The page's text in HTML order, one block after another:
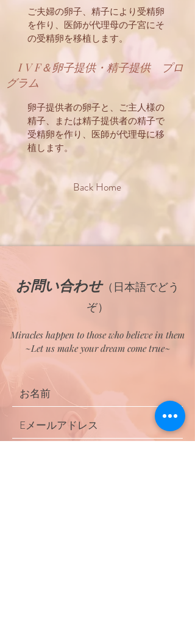
ご夫婦の卵子、精子により受精卵
を作り、医師が代理母の子宮にそ
の受精卵を移植します。
I V F＆卵子提供・精子提供 プロ
グラム
卵子提供者の卵子と、ご主人様の
精子、または精子提供者の精子で
受精卵を作り、医師が代理母に移
植します。
Back Home
お問い合わせ（日本語でどう
ぞ）
Miracles happen to those who believe in them
~Let us make your dream come true~